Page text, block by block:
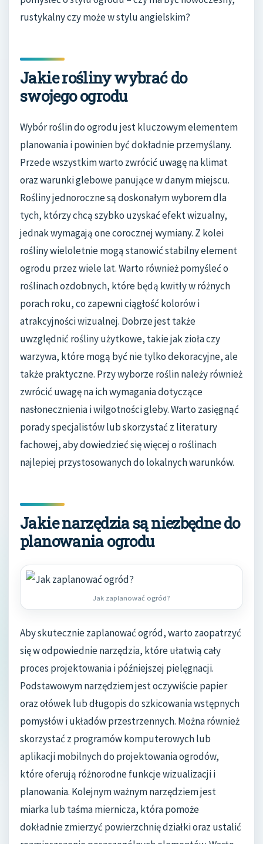
rustykalny czy może w stylu angielskim?
Jakie rośliny wybrać do
swojego ogrodu
Wybór roślin do ogrodu jest kluczowym elementem
planowania i powinien być dokładnie przemyślany.
Przede wszystkim warto zwrócić uwagę na klimat
oraz warunki glebowe panujące w danym miejscu.
Rośliny jednoroczne są doskonałym wyborem dla
tych, którzy chcą szybko uzyskać efekt wizualny,
jednak wymagają one corocznej wymiany. Z kolei
rośliny wieloletnie mogą stanowić stabilny element
ogrodu przez wiele lat. Warto również pomyśleć o
roślinach ozdobnych, które będą kwitły w różnych
porach roku, co zapewni ciągłość kolorów i
atrakcyjności wizualnej. Dobrze jest także
uwzględnić rośliny użytkowe, takie jak zioła czy
warzywa, które mogą być nie tylko dekoracyjne, ale
także praktyczne. Przy wyborze roślin należy również
zwrócić uwagę na ich wymagania dotyczące
nasłonecznienia i wilgotności gleby. Warto zasięgnąć
porady specjalistów lub skorzystać z literatury
fachowej, aby dowiedzieć się więcej o roślinach
najlepiej przystosowanych do lokalnych warunków.
Jakie narzędzia są niezbędne do
planowania ogrodu
Jak zaplanować ogród?
Aby skutecznie zaplanować ogród, warto zaopatrzyć
się w odpowiednie narzędzia, które ułatwią cały
proces projektowania i późniejszej pielęgnacji.
Podstawowym narzędziem jest oczywiście papier
oraz ołówek lub długopis do szkicowania wstępnych
pomysłów i układów przestrzennych. Można również
skorzystać z programów komputerowych lub
aplikacji mobilnych do projektowania ogrodów,
które oferują różnorodne funkcje wizualizacji i
planowania. Kolejnym ważnym narzędziem jest
miarka lub taśma miernicza, która pomoże
dokładnie zmierzyć powierzchnię działki oraz ustalić